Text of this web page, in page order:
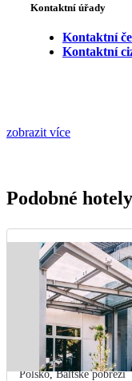
Kontaktní úřady
Kontaktní
Kontaktní
zobrazit více
Podobné
Polsko,Baltské pobřeží